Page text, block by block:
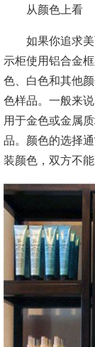
从颜色上看
如果你追求美
示柜使用铝合金
色、白色和其他
色样品。一般来
用于金色或金属
品。颜色的选择
装颜色，双方不能